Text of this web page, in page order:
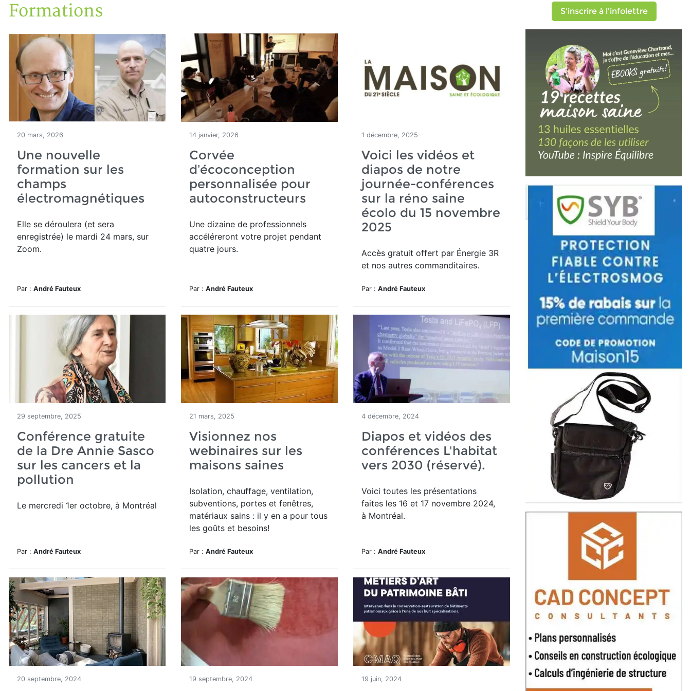
Accueil
Articles
Formations
Formations
20 mars, 2026
Une nouvelle
formation sur les
champs
électromagnétiques
Elle se déroulera (et sera
enregistrée) le mardi 24 mars, sur
Zoom.
Par : André Fauteux
14 janvier, 2026
Corvée
d’écoconception
personnalisée pour
autoconstructeurs
Une dizaine de professionnels
accéléreront votre projet pendant
quatre jours.
Par : André Fauteux
1 décembre, 2025
Voici les vidéos et
diapos de notre
journée-conférences
sur la réno saine
écolo du 15 novembre
2025
Accès gratuit offert par Énergie 3R
et nos autres commanditaires.
Par : André Fauteux
29 septembre, 2025
Conférence gratuite
de la Dre Annie Sasco
sur les cancers et la
pollution
Le mercredi 1er octobre, à Montréal
Par : André Fauteux
21 mars, 2025
Visionnez nos
webinaires sur les
maisons saines
Isolation, chauffage, ventilation,
subventions, portes et fenêtres,
matériaux sains : il y en a pour tous
les goûts et besoins!
Par : André Fauteux
4 décembre, 2024
Diapos et vidéos des
conférences L'habitat
vers 2030 (réservé).
Voici toutes les présentations
faites les 16 et 17 novembre 2024,
à Montréal.
Par : André Fauteux
20 septembre, 2024 19 septembre, 2024 19 juin, 2024
S'inscrire à l'infolettre